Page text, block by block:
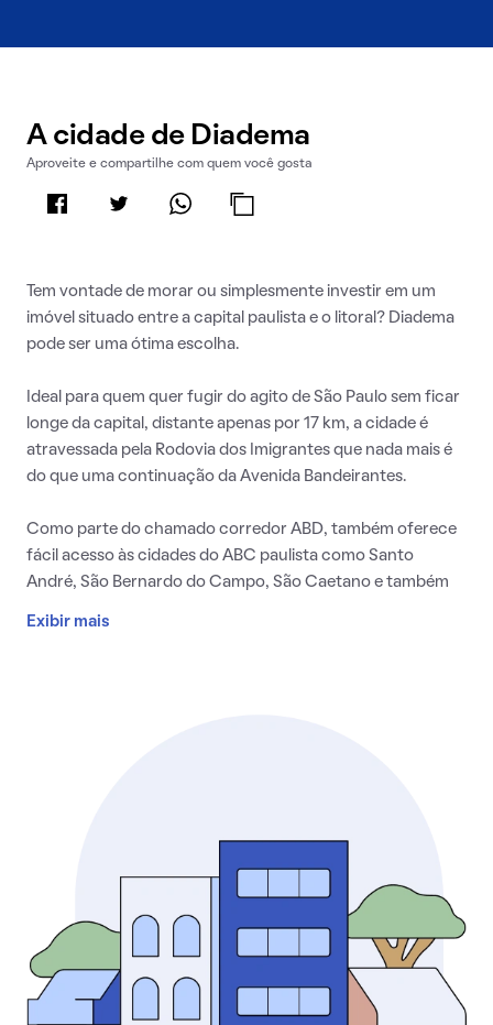
A cidade de Diadema
Aproveite e compartilhe com quem você gosta
Tem vontade de morar ou simplesmente investir em um
imóvel situado entre a capital paulista e o litoral? Diadema
pode ser uma ótima escolha.
Ideal para quem quer fugir do agito de São Paulo sem ficar
longe da capital, distante apenas por 17 km, a cidade é
atravessada pela Rodovia dos Imigrantes que nada mais é
do que uma continuação da Avenida Bandeirantes.
Como parte do chamado corredor ABD, também oferece
fácil acesso às cidades do ABC paulista como Santo
André, São Bernardo do Campo, São Caetano e também
dos bandeirantes na corrida pelo ouro. Crescendo, se
urbanizando e se industrializando, Diadema ganhou o
status de cidade ainda em 1953.
Conhecida por ser palco de rotas históricas, uma grande
vantagem de morar em Diadema é a mobilidade urbana.
Isso porque a cidade conta com transporte público
Exibir mais